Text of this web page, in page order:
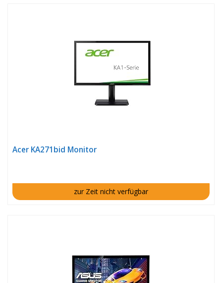
Acer KA271bid Monitor
zur Zeit nicht verfügbar